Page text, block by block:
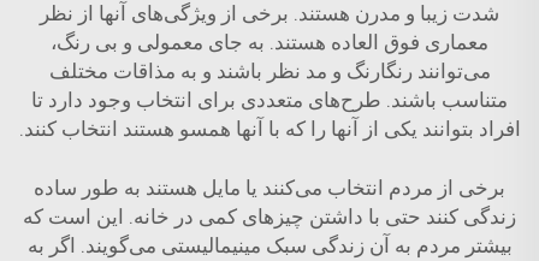
شدت زیبا و مدرن هستند. برخی از ویژگی‌های آنها از نظر
معماری فوق العاده هستند. به جای معمولی و بی رنگ،
می‌توانند رنگارنگ و مد نظر باشند و به مذاقات مختلف
متناسب باشند. طرح‌های متعددی برای انتخاب وجود دارد تا
افراد بتوانند یکی از آنها را که با آنها همسو هستند انتخاب کنند.
برخی از مردم انتخاب می‌کنند یا مایل هستند به طور ساده
زندگی کنند حتی با داشتن چیزهای کمی در خانه. این است که
بیشتر مردم به آن زندگی سبک مینیمالیستی می‌گویند. اگر به